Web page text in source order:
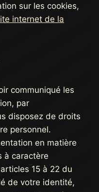
sur les cookies,
internet de la
communiqué les
par
disposez de droits
personnel.
en matière
à caractère
15 à 22 du
de votre identité,